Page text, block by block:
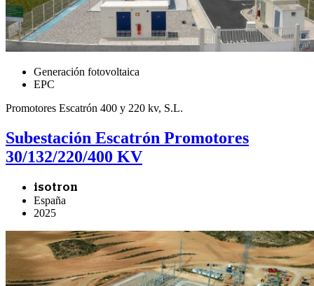
Generación fotovoltaica
EPC
Promotores Escatrón 400 y 220 kv, S.L.
Subestación Escatrón Promotores
30/132/220/400 KV
isotron
España
2025